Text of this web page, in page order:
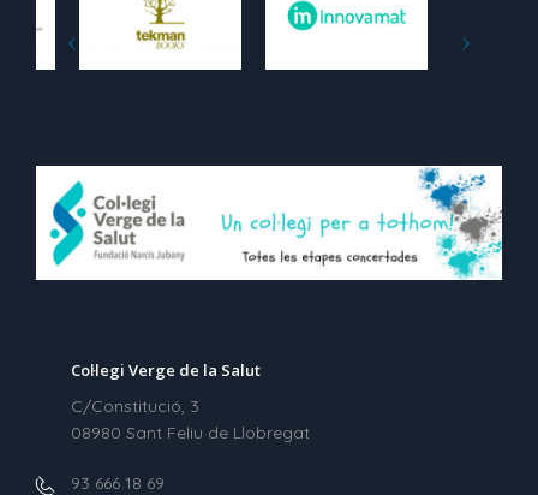
Col·legi Verge de la Salut
C/Constitució, 3
08980 Sant Feliu de Llobregat
93 666 18 69